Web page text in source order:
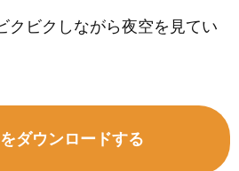
クビクしながら夜空を見てい
ダウンロードする